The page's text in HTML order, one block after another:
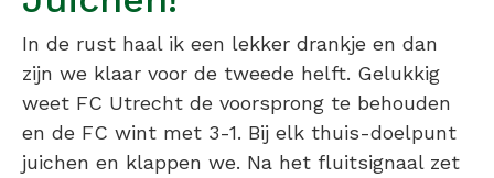
In de rust haal ik een lekker drankje en dan
zijn we klaar voor de tweede helft. Gelukkig
weet FC Utrecht de voorsprong te behouden
en de FC wint met 3-1. Bij elk thuis-doelpunt
juichen en klappen we. Na het fluitsignaal zet